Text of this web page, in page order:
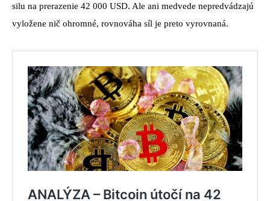
silu na prerazenie 42 000 USD. Ale ani medvede nepredvádzajú
vyložene nič ohromné, rovnováha síl je preto vyrovnaná.